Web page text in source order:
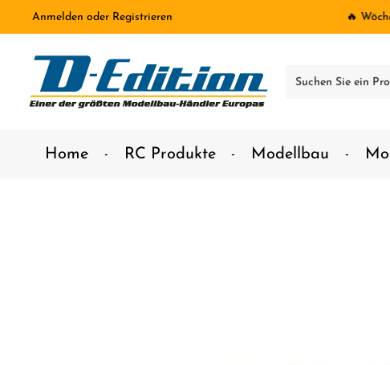
springen
Anmelden oder Registrieren 🔥
Home RC Produkte Modellbau